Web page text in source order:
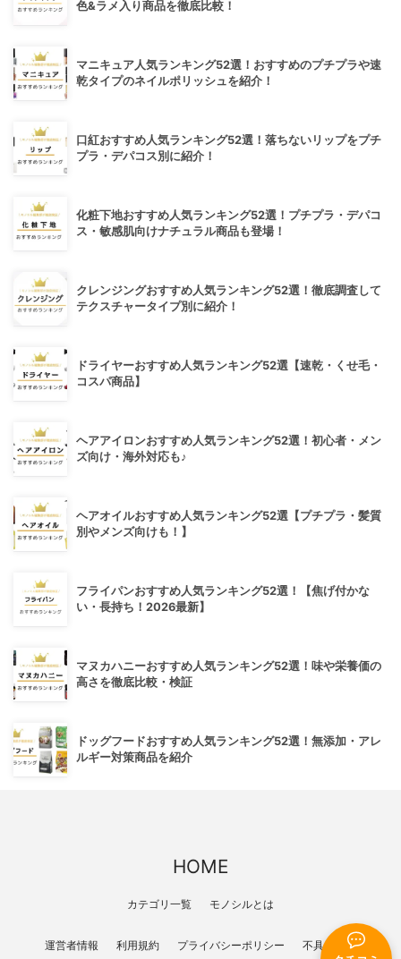
色&ラメ入り商品を徹底比較！
マニキュア人気ランキング52選！おすすめのプチプラや速
乾タイプのネイルポリッシュを紹介！
口紅おすすめ人気ランキング52選！落ちないリップをプチ
プラ・デパコス別に紹介！
化粧下地おすすめ人気ランキング52選！プチプラ・デパコ
ス・敏感肌向けナチュラル商品も登場！
クレンジングおすすめ人気ランキング52選！徹底調査して
テクスチャータイプ別に紹介！
ドライヤーおすすめ人気ランキング52選【速乾・くせ毛・
コスパ商品】
ヘアアイロンおすすめ人気ランキング52選！初心者・メン
ズ向け・海外対応も♪
ヘアオイルおすすめ人気ランキング52選【プチプラ・髪質
別やメンズ向けも！】
フライパンおすすめ人気ランキング52選！【焦げ付かな
い・長持ち！2026最新】
マヌカハニーおすすめ人気ランキング52選！味や栄養価の
高さを徹底比較・検証
ドッグフードおすすめ人気ランキング52選！無添加・アレ
ルギー対策商品を紹介
HOME
カテゴリ一覧 モノシルとは
運営者情報 利用規約 プライバシーポリシー 不具合報告